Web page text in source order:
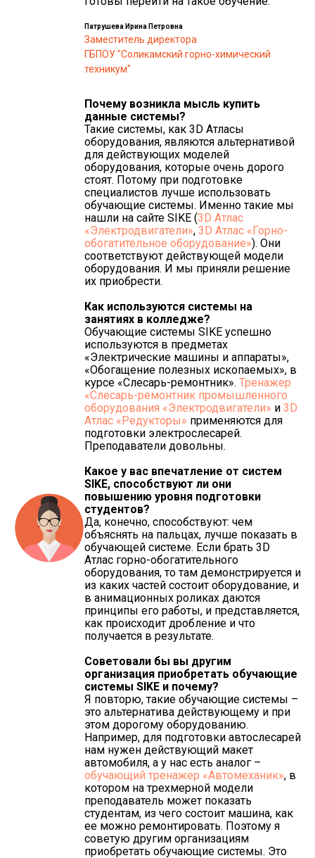
Патрушева Ирина Петровна
Заместитель директора
ГБПОУ "Соликамский горно-химический
техникум"
Почему возникла мысль купить
данные системы?
Такие системы, как 3D Атласы
оборудования, являются альтернативой
для действующих моделей
оборудования, которые очень дорого
стоят. Потому при подготовке
специалистов лучше использовать
обучающие системы. Именно такие мы
нашли на сайте SIKE (3D Атлас
«Электродвигатели», 3D Атлас «Горно-
обогатительное оборудование»). Они
соответствуют действующей модели
оборудования. И мы приняли решение
их приобрести.
Как используются системы на
занятиях в колледже?
Обучающие системы SIKE успешно
используются в предметах
«Электрические машины и аппараты»,
«Обогащение полезных ископаемых», в
курсе «Слесарь-ремонтник». Тренажер
«Слесарь-ремонтник промышленного
оборудования «Электродвигатели» и 3D
Атлас «Редукторы» применяются для
подготовки электрослесарей.
Преподаватели довольны.
Какое у вас впечатление от систем
SIKE, способствуют ли они
повышению уровня подготовки
студентов?
Да, конечно, способствуют: чем
объяснять на пальцах, лучше показать в
обучающей системе. Если брать 3D
Атлас горно-обогатительного
оборудования, то там демонстрируется и
из каких частей состоит оборудование, и
в анимационных роликах даются
принципы его работы, и представляется,
как происходит дробление и что
получается в результате.
Советовали бы вы другим
организация приобретать обучающие
системы SIKE и почему?
Я повторю, такие обучающие системы –
это альтернатива действующему и при
этом дорогому оборудованию.
Например, для подготовки автослесарей
нам нужен действующий макет
автомобиля, а у нас есть аналог –
обучающий тренажер «Автомеханик», в
котором на трехмерной модели
преподаватель может показать
студентам, из чего состоит машина, как
ее можно ремонтировать. Поэтому я
советую другим организациям
приобретать обучающие системы. Это